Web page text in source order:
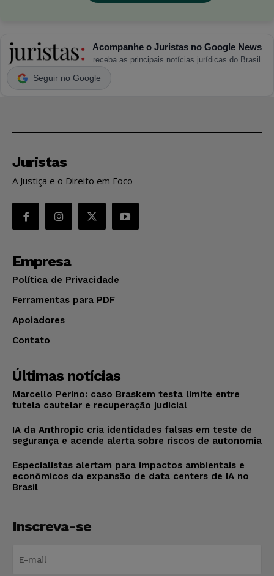
Acompanhe o Juristas no Google News
receba as principais notícias jurídicas do Brasil
Seguir no Google
Juristas
A Justiça e o Direito em Foco
Empresa
Política de Privacidade
Ferramentas para PDF
Apoiadores
Contato
Últimas notícias
Marcello Perino: caso Braskem testa limite entre
tutela cautelar e recuperação judicial
IA da Anthropic cria identidades falsas em teste de
segurança e acende alerta sobre riscos de autonomia
Especialistas alertam para impactos ambientais e
econômicos da expansão de data centers de IA no
Brasil
Inscreva-se